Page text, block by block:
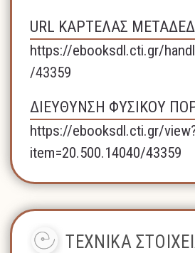
URL ΚΑΡΤΕΛΑΣ
https://ebooksdl.cti.gr/
/43359
ΔΙΕΥΘΥΝΣΗ ΦΥΣΙΚΟΥ
https://ebooksdl.cti.gr/
item=20.500.14040/43359
ΤΕΧΝΙΚΑ